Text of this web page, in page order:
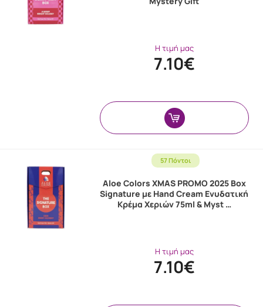
Η τιμή μας
7.10€
57 Πόντοι
Aloe Colors XMAS PROMO 2025 Box
Signature με Hand Cream Ενυδατική
Κρέμα Χεριών 75ml & Myst …
Η τιμή μας
7.10€